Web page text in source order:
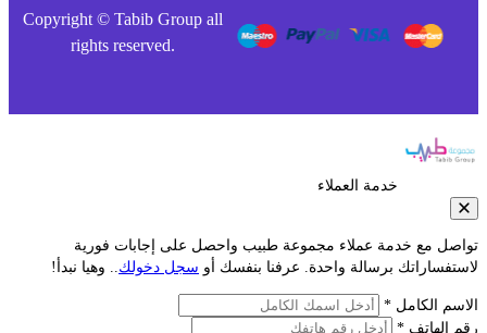
Copyright © Tabib Group all
rights reserved.
خدمة العملاء
خدمة عملاء مجموعة طبيب واحصل على إجابات فورية
برسالة واحدة. عرفنا بنفسك أوسجل دخولك .. وهيا نبدأ!
*
*